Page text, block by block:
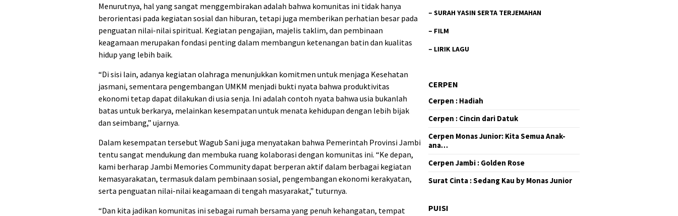
Menurutnya, hal yang sangat menggembirakan adalah bahwa komunitas ini tidak hanya
berorientasi pada kegiatan sosial dan hiburan, tetapi juga memberikan perhatian besar pada
penguatan nilai-nilai spiritual. Kegiatan pengajian, majelis taklim, dan pembinaan
keagamaan merupakan fondasi penting dalam membangun ketenangan batin dan kualitas
hidup yang lebih baik.
“Di sisi lain, adanya kegiatan olahraga menunjukkan komitmen untuk menjaga Kesehatan
jasmani, sementara pengembangan UMKM menjadi bukti nyata bahwa produktivitas
ekonomi tetap dapat dilakukan di usia senja. Ini adalah contoh nyata bahwa usia bukanlah
batas untuk berkarya, melainkan kesempatan untuk menata kehidupan dengan lebih bijak
dan seimbang,” ujarnya.
Dalam kesempatan tersebut Wagub Sani juga menyatakan bahwa Pemerintah Provinsi Jambi
tentu sangat mendukung dan membuka ruang kolaborasi dengan komunitas ini. “Ke depan,
kami berharap Jambi Memories Community dapat berperan aktif dalam berbagai kegiatan
kemasyarakatan, termasuk dalam pembinaan sosial, pengembangan ekonomi kerakyatan,
serta penguatan nilai-nilai keagamaan di tengah masyarakat,” tuturnya.
“Dan kita jadikan komunitas ini sebagai rumah bersama yang penuh kehangatan, tempat
–SURAH YASIN SERTA TERJEMAHAN
– FILM
– LIRIK LAGU
CERPEN
Cerpen : Hadiah
Cerpen : Cincin dari Datuk
Cerpen Monas Junior: Kita Semua Anak-
ana…
Cerpen Jambi : Golden Rose
Surat Cinta : Sedang Kau by Monas Junior
PUISI